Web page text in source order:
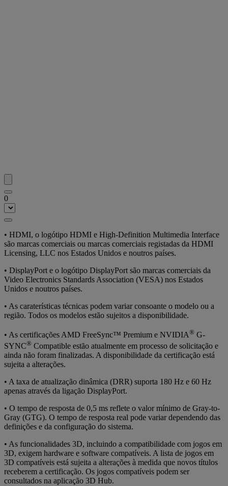
0
• HDMI, o logótipo HDMI e High-Definition Multimedia Interface
são marcas comerciais ou marcas comerciais registadas da HDMI
Licensing, LLC nos Estados Unidos e noutros países.
• DisplayPort e o logótipo DisplayPort são marcas comerciais da
Video Electronics Standards Association (VESA) nos Estados
Unidos e noutros países.
• As caraterísticas técnicas podem variar consoante o modelo ou a
região. Todos os modelos estão sujeitos a disponibilidade.
• As certificações AMD FreeSync™ Premium e NVIDIA® G-
SYNC® Compatible estão atualmente em processo de solicitação e
ainda não foram finalizadas. A disponibilidade da certificação está
sujeita a alterações.
• A taxa de atualização dinâmica (DRR) suporta 180 Hz e 60 Hz
apenas através da ligação DisplayPort.
• O tempo de resposta de 0,5 ms reflete o valor mínimo de Gray-to-
Gray (GTG). O tempo de resposta real pode variar dependendo das
definições e da configuração do sistema.
• As funcionalidades 3D, incluindo a compatibilidade com jogos em
3D, exigem hardware e software compatíveis. A lista de jogos em
3D compatíveis está sujeita a alterações à medida que novos títulos
receberem a certificação. Os jogos compatíveis podem ser
consultados na aplicação 3D Hub.